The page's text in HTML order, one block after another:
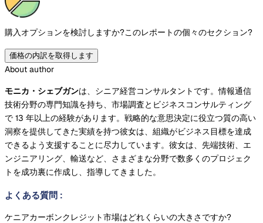
購入オプションを検討しますか?このレポートの個々のセクション?
価格の内訳を取得します
About author
モニカ・シェブガンは、シニア経営コンサルタントです。情報通信
技術分野の専門知識を持ち、市場調査とビジネスコンサルティング
で 13 年以上の経験があります。戦略的な意思決定に役立つ質の高い
洞察を提供してきた実績を持つ彼女は、組織がビジネス目標を達成
できるよう支援することに尽力しています。彼女は、先端技術、エ
ンジニアリング、輸送など、さまざまな分野で数多くのプロジェク
トを成功裏に作成し、指導してきました。
よくある質問 :
ケニアカーボンクレジット市場はどれくらいの大きさですか?